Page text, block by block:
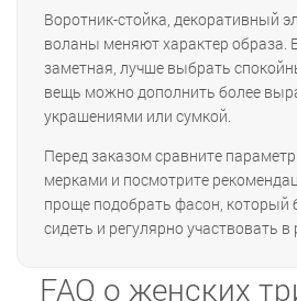
Воротник-стойка, декоративный
воланы меняют характер образа.
заметная, лучше выбрать
вещь можно дополнить более
украшениями или сумкой.
Перед заказом сравните
мерками и посмотрите
проще подобрать фасон, который
сидеть и регулярно участвовать
FAQ о женских